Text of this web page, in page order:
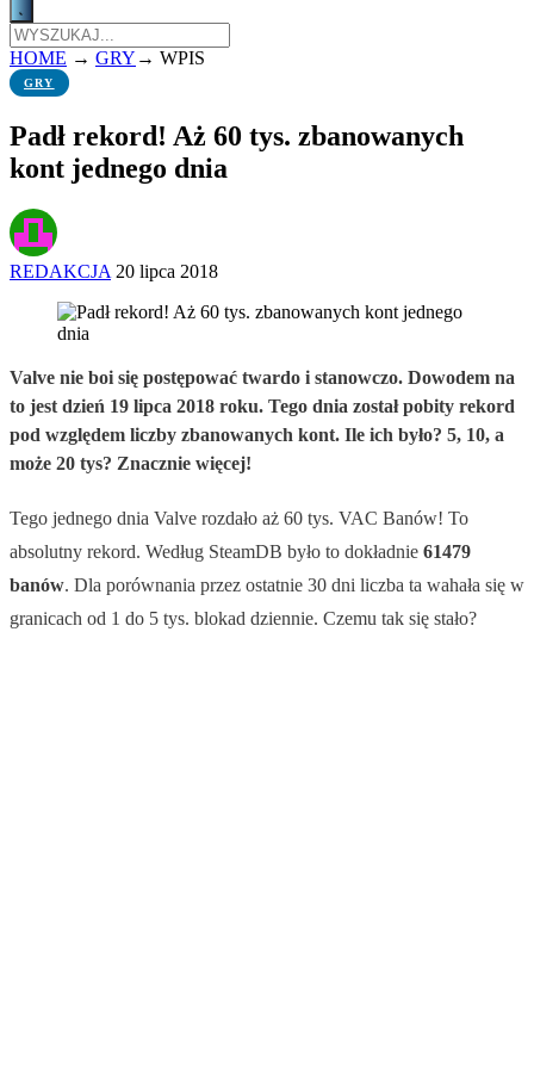
HOME → GRY → WPIS
GRY
Padł rekord! Aż 60 tys. zbanowanych
kont jednego dnia
REDAKCJA 20 lipca 2018
Valve nie boi się postępować twardo i stanowczo. Dowodem na
to jest dzień 19 lipca 2018 roku. Tego dnia został pobity rekord
pod względem liczby zbanowanych kont. Ile ich było? 5, 10, a
może 20 tys? Znacznie więcej!
Tego jednego dnia Valve rozdało aż 60 tys. VAC Banów! To
absolutny rekord. Według SteamDB było to dokładnie 61479
banów. Dla porównania przez ostatnie 30 dni liczba ta wahała się w
granicach od 1 do 5 tys. blokad dziennie. Czemu tak się stało?